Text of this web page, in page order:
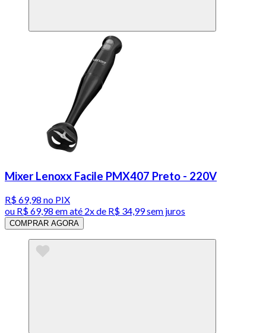
Mixer Lenoxx Facile PMX407 Preto - 220V
R$ 69,98 no PIX
ou R$ 69,98 em até 2x de R$ 34,99 sem juros
COMPRAR AGORA